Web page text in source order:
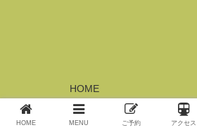
HOME
© 2017 横浜元町サロン・
HOME MENU ご予約 アクセス